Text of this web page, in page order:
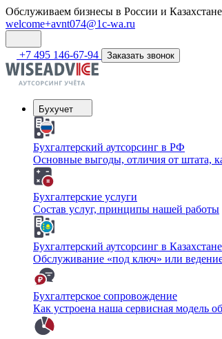
Обслуживаем бизнесы в России и Казахстане
welcome+avnt074@1c-wa.ru
+7 495 146-67-94 Заказать звонок
Бухучет
Бухгалтерский аутсорсинг в РФ
Основные выгоды, отличия от штата,
Бухгалтерские услуги
Состав услуг, принципы нашей работы
Бухгалтерский аутсорсинг в Казахстане
Обслуживание «под ключ» или
Бухгалтерское сопровождение
Как устроена наша сервисная модель